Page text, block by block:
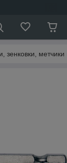
зенковки,